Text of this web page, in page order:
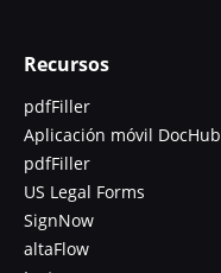
Recursos
pdfFiller
Aplicación móvil DocHub
pdfFiller
US Legal Forms
SignNow
altaFlow